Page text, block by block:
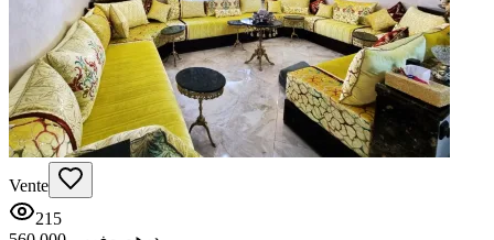
Vente
215